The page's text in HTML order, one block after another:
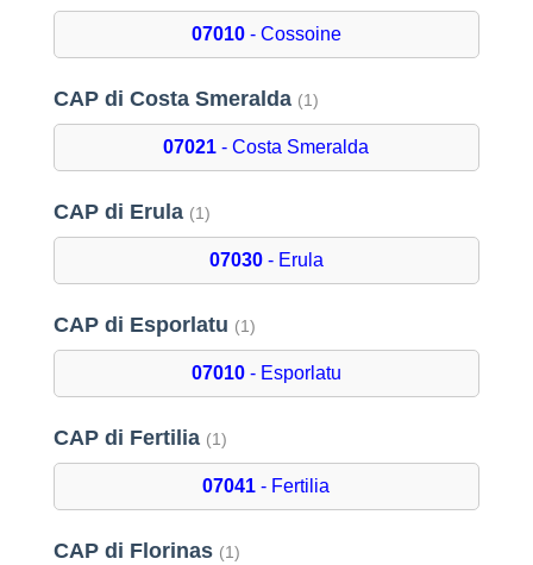
07010- Cossoine
CAP di Costa Smeralda (1)
07021 - Costa Smeralda
CAP di Erula (1)
07030- Erula
CAP di Esporlatu (1)
07010- Esporlatu
CAP di Fertilia (1)
07041 - Fertilia
CAP di Florinas (1)